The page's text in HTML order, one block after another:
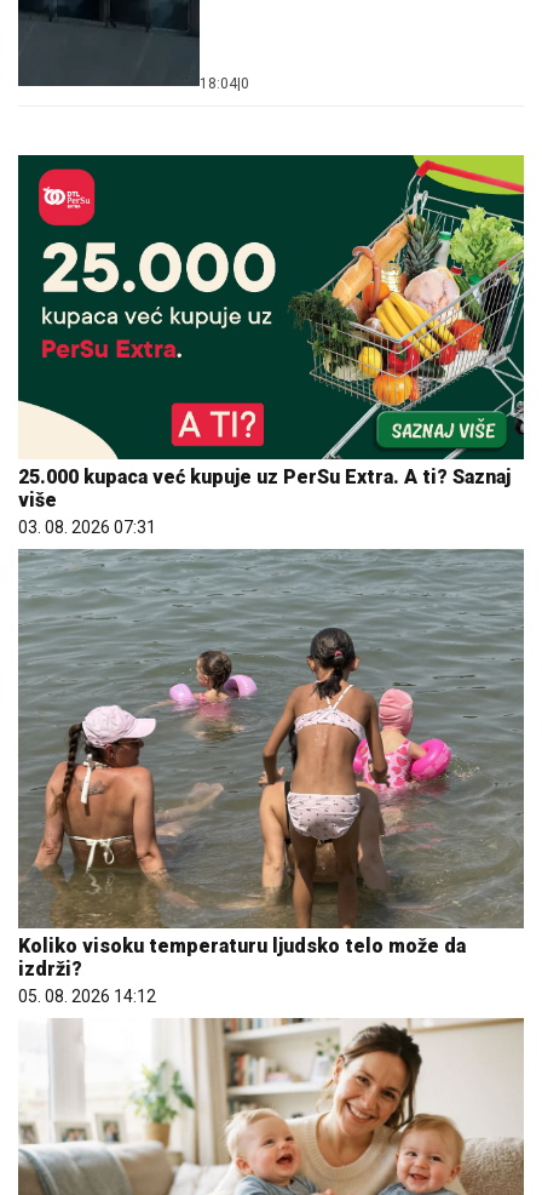
18:04 0
25.000 kupaca već kupuje uz PerSu Extra. A ti? Saznaj
više
03. 08. 2026 07:31
Koliko visoku temperaturu ljudsko telo može da
izdrži?
05. 08. 2026 14:12